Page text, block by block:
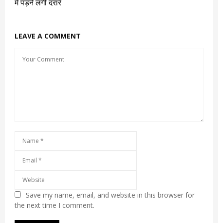
में पड़ने लगी दरारें
LEAVE A COMMENT
Save my name, email, and website in this browser for
the next time I comment.